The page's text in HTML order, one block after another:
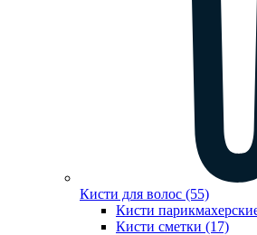
Кисти для волос (55)
Кисти
Кисти сметки (17)